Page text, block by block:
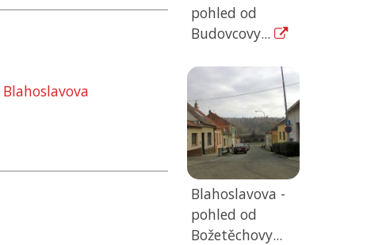
pohled od
Budovcovy...
Blahoslavova -
pohled od
Božetěchovy...